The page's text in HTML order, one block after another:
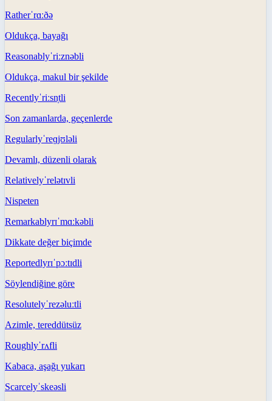
Ratherˈrɑːðə
Oldukça, bayağı
Reasonablyˈriːznəbli
Oldukça, makul bir şekilde
Recentlyˈriːsn̩tli
Son zamanlarda, geçenlerde
Regularlyˈreɡjʊləli
Devamlı, düzenli olarak
Relativelyˈrelətɪvli
Nispeten
Remarkablyrɪˈmɑːkəbli
Dikkate değer biçimde
Reportedlyrɪˈpɔːtɪdli
Söylendiğine göre
Resolutelyˈrezəluːtli
Azimle, tereddütsüz
Roughlyˈrʌfli
Kabaca, aşağı yukarı
Scarcelyˈskeəsli